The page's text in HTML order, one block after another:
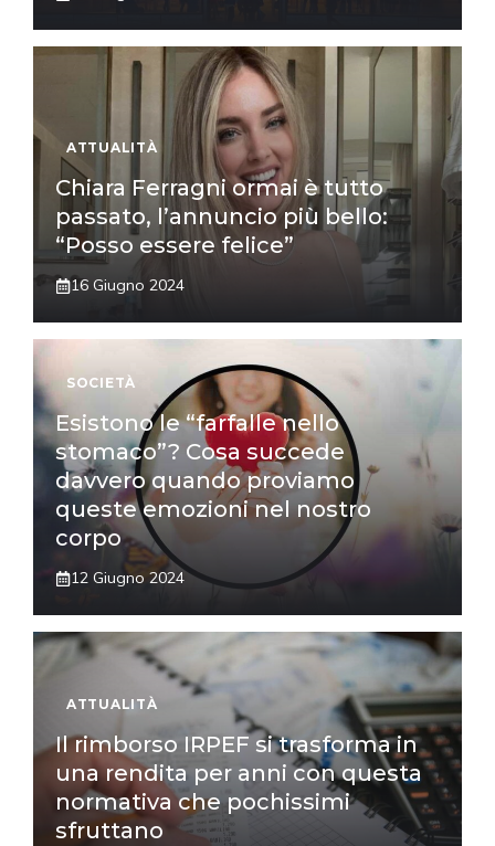
ATTUALITÀ
Chiara Ferragni ormai è tutto
passato, l’annuncio più bello:
“Posso essere felice”
16 Giugno 2024
SOCIETÀ
Esistono le “farfalle nello
stomaco”? Cosa succede
davvero quando proviamo
queste emozioni nel nostro
corpo
12 Giugno 2024
ATTUALITÀ
Il rimborso IRPEF si trasforma in
una rendita per anni con questa
normativa che pochissimi
sfruttano